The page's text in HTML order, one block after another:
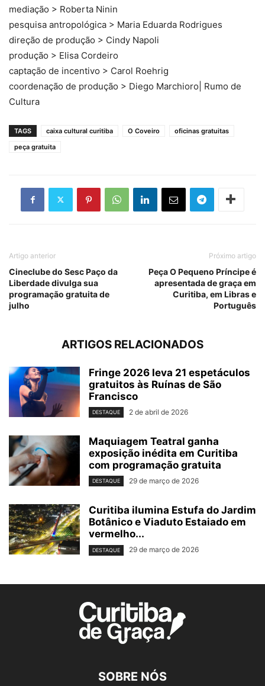
mediação > Roberta Ninin
pesquisa antropológica > Maria Eduarda Rodrigues
direção de produção > Cindy Napoli
produção > Elisa Cordeiro
captação de incentivo > Carol Roehrig
coordenação de produção > Diego Marchioro| Rumo de
Cultura
TAGS caixa cultural curitiba O Coveiro
oficinas gratuitas
peça gratuita
Artigo anterior
Cineclube do Sesc Paço da
Liberdade divulga sua
programação gratuita de
julho
Próximo artigo
Peça O Pequeno Príncipe é
apresentada de graça em
Curitiba, em Libras e
Português
ARTIGOS RELACIONADOS
Fringe 2026 leva 21 espetáculos
gratuitos às Ruínas de São
Francisco
DESTAQUE 2 de abril de 2026
Maquiagem Teatral ganha
exposição inédita em Curitiba
com programação gratuita
DESTAQUE 29 de março de 2026
Curitiba ilumina Estufa do Jardim
Botânico e Viaduto Estaiado em
vermelho...
DESTAQUE 29 de março de 2026
SOBRE NÓS